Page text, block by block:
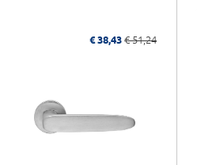
€ 38,43 € 51,24